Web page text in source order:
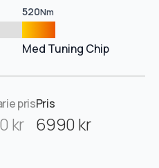
520Nm
Med Tuning Chip
pris
kr
Pris
6990 kr